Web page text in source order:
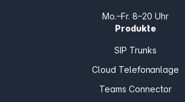
Mo.–Fr. 8–20 Uhr
Produkte
SIP Trunks
Cloud Telefonanlage
Teams Connector